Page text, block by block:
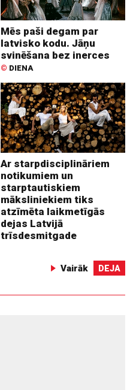
Mēs paši degam par
latvisko kodu. Jāņu
svinēšana bez inerces
© DIENA
Ar starpdisciplināriem
notikumiem un
starptautiskiem
māksliniekiem tiks
atzīmēta laikmetīgās
dejas Latvijā
trīsdesmitgade
Vairāk DEJA